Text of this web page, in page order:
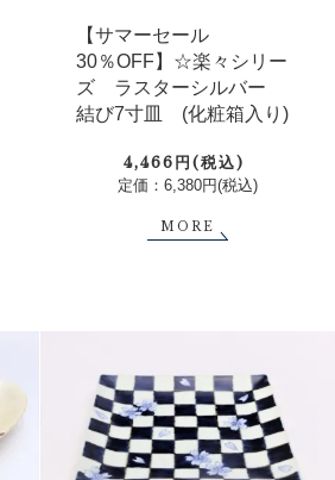
【サマーセール
30％OFF】☆楽々シリー
ズ ラスターシルバー
結び7寸皿 (化粧箱入り)
4,466円(税込)
定価：6,380円(税込)
MORE